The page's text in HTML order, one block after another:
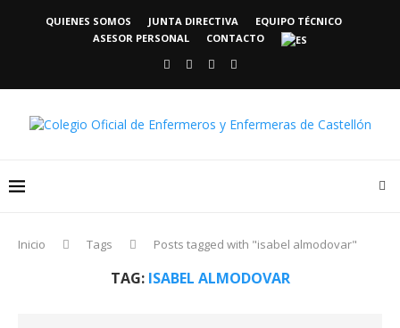
QUIENES SOMOS JUNTA DIRECTIVA
EQUIPO TÉCNICO
ASESOR PERSONAL
CONTACTO
Inicio Tags Posts tagged with "isabel almodovar"
TAG: ISABEL ALMODOVAR